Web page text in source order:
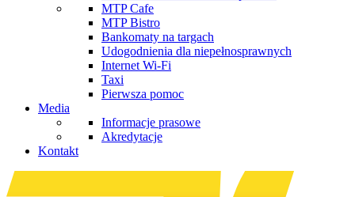
MTP Cafe
MTP Bistro
Bankomaty na targach
Udogodnienia dla niepełnosprawnych
Internet Wi-Fi
Taxi
Pierwsza pomoc
Media
Informacje prasowe
Akredytacje
Kontakt